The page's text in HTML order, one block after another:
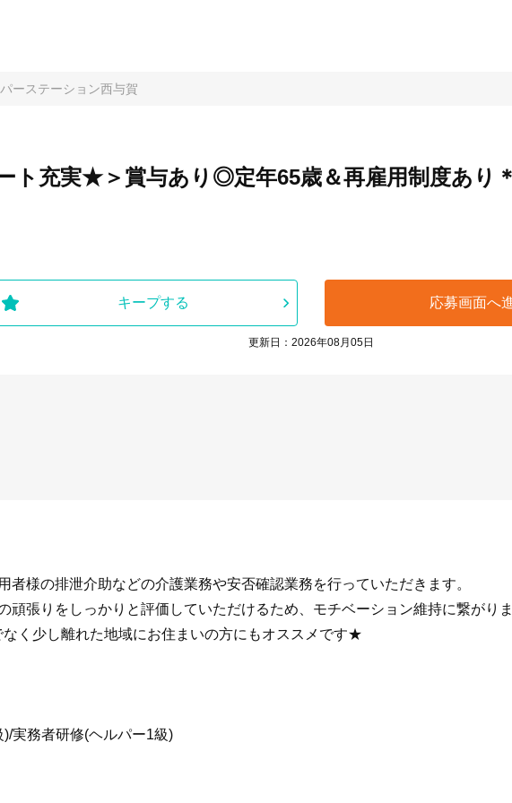
ーステーション西与賀
ト充実★＞賞与あり◎定年65歳＆再雇用制度あり
キープする 応募画面へ
更新日：2026年08月05日
者様の排泄介助などの介護業務や安否確認業務を行っていただきます。
張りをしっかりと評価していただけるため、モチベーション維持に繋がり
く少し離れた地域にお住まいの方にもオススメです★
実務者研修(ヘルパー1級)